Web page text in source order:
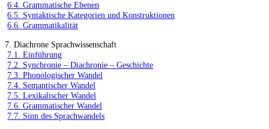
6.4. Grammatische Ebenen
6.5. Syntaktische Kategorien und Konstruktionen
6.6. Grammatikalität
7. Diachrone Sprachwissenschaft
7.1. Einführung
7.2. Synchronie – Diachronie – Geschichte
7.3. Phonologischer Wandel
7.4. Semantischer Wandel
7.5. Lexikalischer Wandel
7.6. Grammatischer Wandel
7.7. Sinn des Sprachwandels